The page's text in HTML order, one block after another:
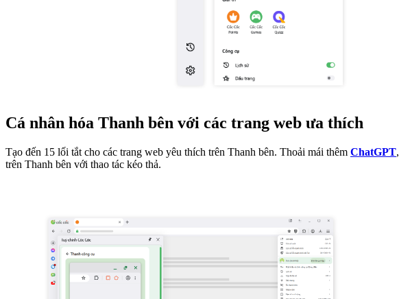
Cá nhân hóa Thanh bên với các trang web ưa thích
Tạo đến 15 lối tắt cho các trang web yêu thích trên Thanh bên. Thoải mái thêm ChatGPT,
trên Thanh bên với thao tác kéo thả.